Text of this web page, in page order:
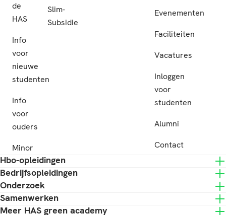
de
HAS
Info
voor
nieuwe
studenten
Info
voor
ouders
Minor
Slim-
Subsidie
Evenementen
Faciliteiten
Vacatures
Inloggen
voor
studenten
Alumni
Contact
Hbo-opleidingen
Bedrijfsopleidingen
Onderzoek
Samenwerken
Meer HAS green academy